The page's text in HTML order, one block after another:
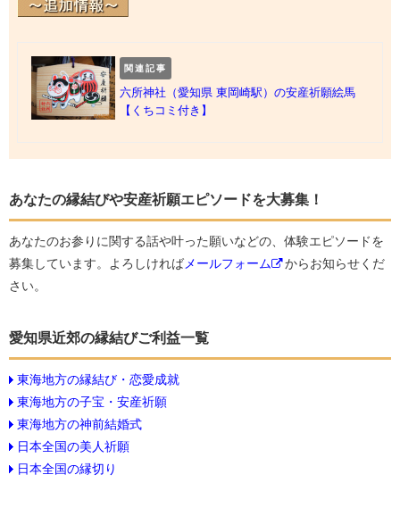
関連記事
六所神社（愛知県 東岡崎駅）の安産祈願絵馬
【くちコミ付き】
あなたの縁結びや安産祈願エピソードを大募集！
あなたのお参りに関する話や叶った願いなどの、体験エピソードを
募集しています。よろしければメールフォーム
からお知らせくだ
さい。
愛知県近郊の縁結びご利益一覧
東海地方の縁結び・恋愛成就
東海地方の子宝・安産祈願
東海地方の神前結婚式
日本全国の美人祈願
日本全国の縁切り